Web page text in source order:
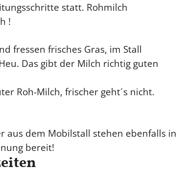
statt. Rohmilch
!
fressen frisches Gras, im Stall
Das gibt der Milch richtig guten
Roh-Milch, frischer geht´s nicht.
aus dem Mobilstall stehen ebenfalls in
bereit!